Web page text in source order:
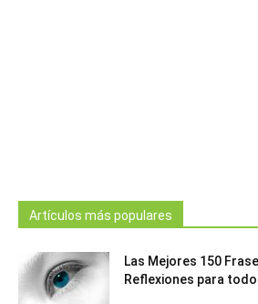
Artículos más populares
Las Mejores 150
Reflexiones para